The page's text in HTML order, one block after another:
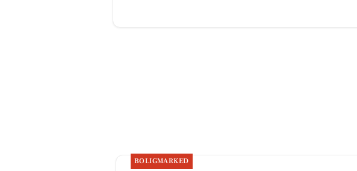
BOLIGMARKED